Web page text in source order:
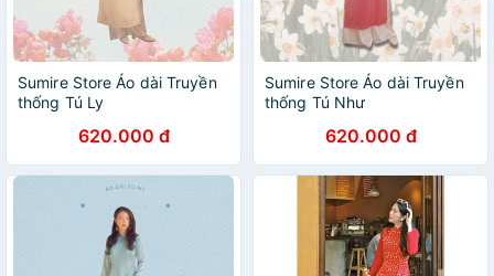
Sumire Store Áo dài Truyền
thống Tú Ly
620.000 đ
Sumire Store Áo dài Truyền
thống Tú Như
620.000 đ